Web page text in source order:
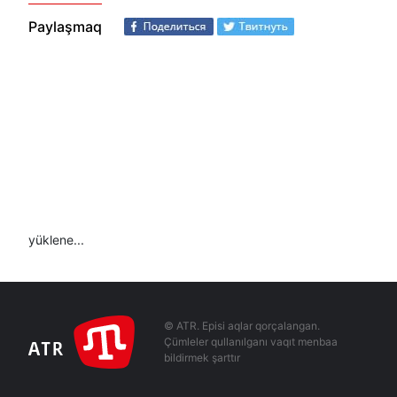
Paylaşmaq
yüklene...
© ATR. Episi aqlar qorçalangan.
Çümleler qullanılganı vaqıt menbaa
bildirmek şarttır